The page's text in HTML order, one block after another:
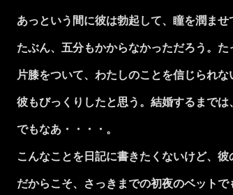
あっという間に彼は勃起して、瞳を潤ませ
たぶん、五分もかからなかっただろう。た
片膝をついて、わたしのことを信じられな
彼もびっくりしたと思う。結婚するまでは
でもなあ・・・・。
こんなことを日記に書きたくないけど、彼
だからこそ、さっきまでの初夜のベットで